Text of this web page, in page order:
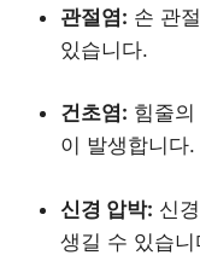
관절염: 손 관
있습니다.
건초염: 힘줄
이 발생합니다.
신경 압박: 신
생길 수 있습니